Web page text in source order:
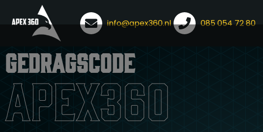
de
inhoud
info@apex360.nl 085 054 72 80
Gedragscode
APEX360